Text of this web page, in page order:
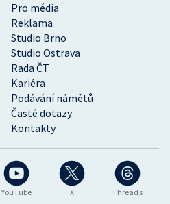
YouTube X Threads
Pro média
Reklama
Studio Brno
Studio Ostrava
Rada ČT
Kariéra
Podávání námětů
Časté dotazy
Kontakty